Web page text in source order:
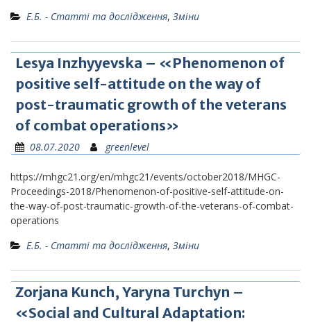
Е.Б. - Статті та дослідження, Зміни
Lesya Inzhyyevska – «Phenomenon of
positive self-attitude on the way of
post-traumatic growth of the veterans
of combat operations»
08.07.2020 greenlevel
https://mhgc21.org/en/mhgc21/events/october2018/MHGC-
Proceedings-2018/Phenomenon-of-positive-self-attitude-on-
the-way-of-post-traumatic-growth-of-the-veterans-of-combat-
operations
Е.Б. - Статті та дослідження, Зміни
Zorjana Kunch, Yaryna Turchyn –
«Social and Cultural Adaptation: